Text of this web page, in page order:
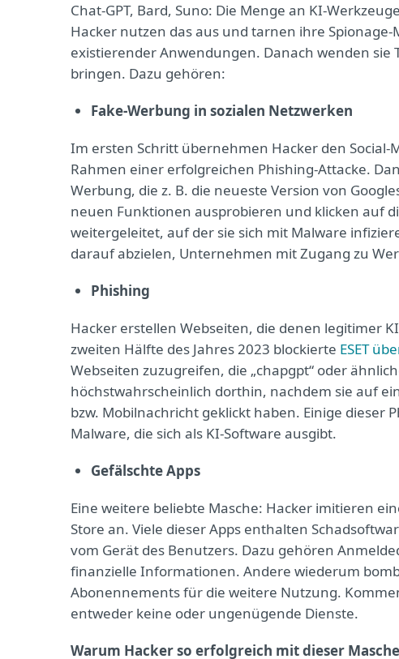
Chat-GPT, Bard, Suno: Die Menge an KI-
Hacker nutzen das aus und tarnen ihre
existierender Anwendungen. Danach wenden
bringen. Dazu gehören:
Fake-Werbung in sozialen Netzwerken
Im ersten Schritt übernehmen Hacker den
Rahmen einer erfolgreichen Phishing-Attacke.
Werbung, die z. B. die neueste Version von
neuen Funktionen ausprobieren und klicken auf
weitergeleitet, auf der sie sich mit Malware
darauf abzielen, Unternehmen mit Zugang zu
Phishing
Hacker erstellen Webseiten, die denen legitimer
zweiten Hälfte des Jahres 2023 blockierte ESET
Webseiten zuzugreifen, die „chapgpt“ oder
höchstwahrscheinlich dorthin, nachdem sie auf
bzw. Mobilnachricht geklickt haben. Einige dieser
Malware, die sich als KI-Software ausgibt.
Gefälschte Apps
Eine weitere beliebte Masche: Hacker imitieren
Store an. Viele dieser Apps enthalten
vom Gerät des Benutzers. Dazu gehören
finanzielle Informationen. Andere wiederum
Abonennements für die weitere Nutzung.
entweder keine oder ungenügende Dienste.
Warum Hacker so erfolgreich mit dieser